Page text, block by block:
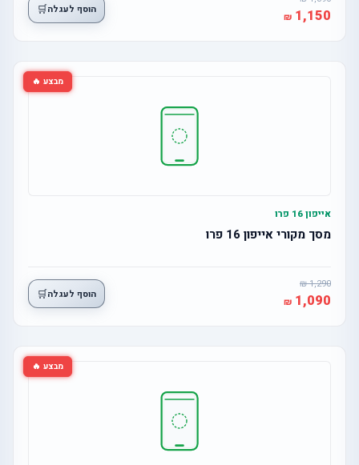
1,150 הוסף לעגלה🛒
מבצע 🔥
אייפון 16 פרו
מסך מקורי אייפון 16 פרו
1,290
1,090 הוסף לעגלה🛒
מבצע 🔥